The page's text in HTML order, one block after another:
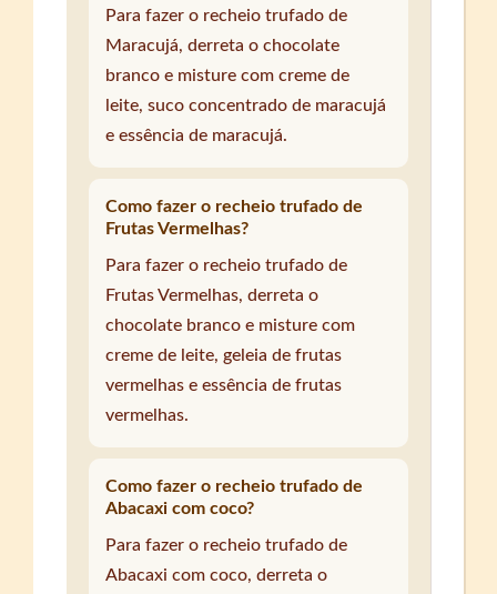
Para fazer o recheio trufado de
Maracujá, derreta o chocolate
branco e misture com creme de
leite, suco concentrado de maracujá
e essência de maracujá.
Como fazer o recheio trufado de
Frutas Vermelhas?
Para fazer o recheio trufado de
Frutas Vermelhas, derreta o
chocolate branco e misture com
creme de leite, geleia de frutas
vermelhas e essência de frutas
vermelhas.
Como fazer o recheio trufado de
Abacaxi com coco?
Para fazer o recheio trufado de
Abacaxi com coco, derreta o